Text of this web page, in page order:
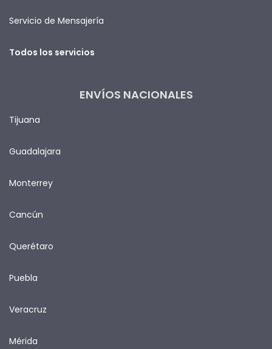
Servicio de Mensajería
Todos los servicios
ENVÍOS NACIONALES
Tijuana
Guadalajara
Monterrey
Cancún
Querétaro
Puebla
Veracruz
Mérida